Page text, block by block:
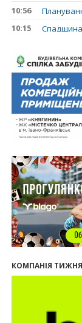
10:56
10:15
Спадщина
13:35
У
масив
15:01
Ринок
серед
майбутнє
13:31
Спадщина
втрачати
12:26
В Івано-
нового
фахівців
для
КОМПАНІЯ ТИЖНЯ